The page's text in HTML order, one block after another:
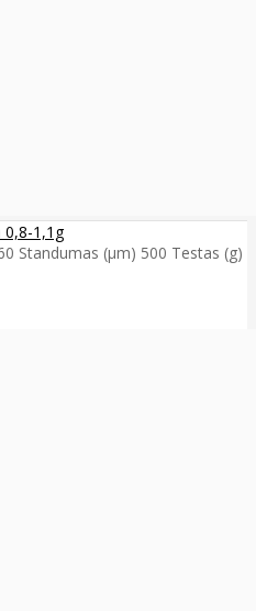
0,8-1,1g
Standumas (µm) 500 Testas (g)